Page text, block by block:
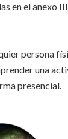
en el anexo
persona
una
presencial.